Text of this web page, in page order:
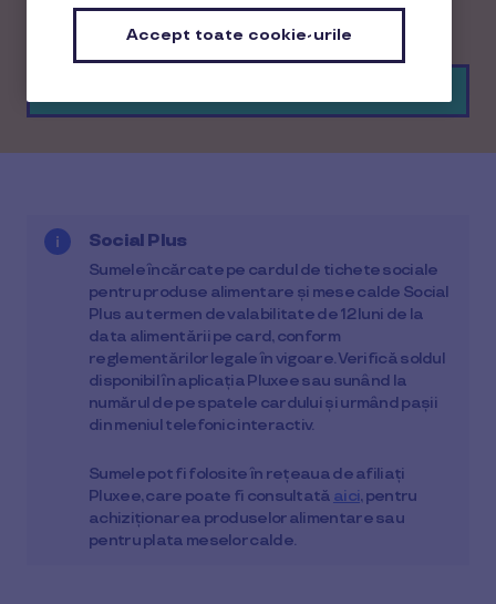
România”.
Social Plus
Sumele încărcate pe cardul de tichete sociale
pentru produse alimentare și mese calde Social
Plus au termen de valabilitate de 12 luni de la
data alimentării pe card, conform
reglementărilor legale în vigoare. Verifică soldul
disponibil în aplicația Pluxee sau sunând la
numărul de pe spatele cardului și urmând pașii
din meniul telefonic interactiv.
Sumele pot fi folosite în rețeaua de afiliați
Pluxee, care poate fi consultată aici, pentru
achiziționarea produselor alimentare sau
pentru plata meselor calde.
Accept toate cookie-urile